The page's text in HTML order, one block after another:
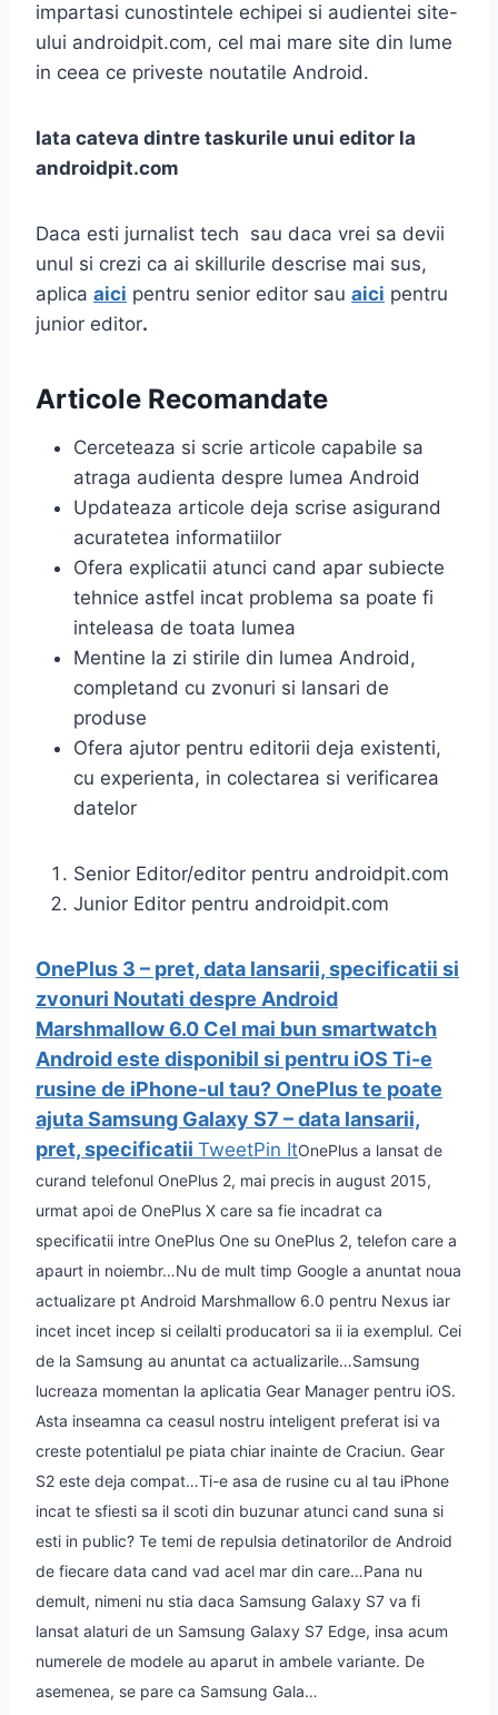
impartasi cunostintele echipei si audientei site-
ului androidpit.com, cel mai mare site din lume
in ceea ce priveste noutatile Android.
Iata cateva dintre taskurile unui editor la
androidpit.com
Daca esti jurnalist tech sau daca vrei sa devii
unul si crezi ca ai skillurile descrise mai sus,
aplica aici pentru senior editor sau aici pentru
junior editor.
Articole Recomandate
Cerceteaza si scrie articole capabile sa
atraga audienta despre lumea Android
Updateaza articole deja scrise asigurand
acuratetea informatiilor
Ofera explicatii atunci cand apar subiecte
tehnice astfel incat problema sa poate fi
inteleasa de toata lumea
Mentine la zi stirile din lumea Android,
completand cu zvonuri si lansari de
produse
Ofera ajutor pentru editorii deja existenti,
cu experienta, in colectarea si verificarea
datelor
Senior Editor/editor pentru androidpit.com
Junior Editor pentru androidpit.com
OnePlus 3 – pret, data lansarii, specificatii si
zvonuri Noutati despre Android
Marshmallow 6.0 Cel mai bun smartwatch
Android este disponibil si pentru iOS Ti-e
rusine de iPhone-ul tau? OnePlus te poate
ajutaSamsung Galaxy S7 – data lansarii,
pret, specificatii TweetPin ItOnePlus a lansat de
curand telefonul OnePlus 2, mai precis in august 2015,
urmat apoi de OnePlus X care sa fie incadrat ca
specificatii intre OnePlus One su OnePlus 2, telefon care a
apaurt in noiembr…Nu de mult timp Google a anuntat noua
actualizare pt Android Marshmallow 6.0 pentru Nexus iar
incet incet incep si ceilalti producatori sa ii ia exemplul. Cei
de la Samsung au anuntat ca actualizarile…Samsung
lucreaza momentan la aplicatia Gear Manager pentru iOS.
Asta inseamna ca ceasul nostru inteligent preferat isi va
creste potentialul pe piata chiar inainte de Craciun. Gear
S2 este deja compat…Ti-e asa de rusine cu al tau iPhone
incat te sfiesti sa il scoti din buzunar atunci cand suna si
esti in public? Te temi de repulsia detinatorilor de Android
de fiecare data cand vad acel mar din care…Pana nu
demult, nimeni nu stia daca Samsung Galaxy S7 va fi
lansat alaturi de un Samsung Galaxy S7 Edge, insa acum
numerele de modele au aparut in ambele variante. De
asemenea, se pare ca Samsung Gala…